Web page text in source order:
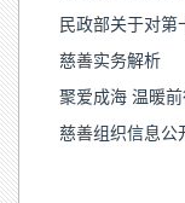
慈善实务解析
慈善组织信息公